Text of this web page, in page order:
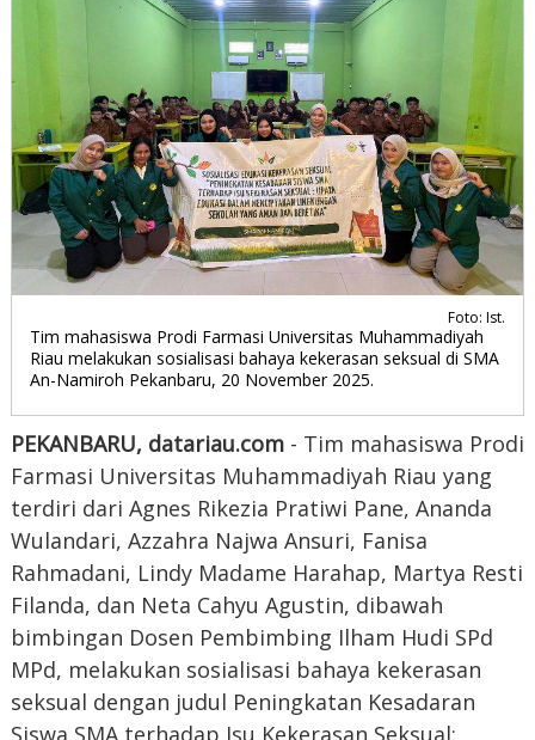
Foto: Ist.
Tim mahasiswa Prodi Farmasi Universitas Muhammadiyah
Riau melakukan sosialisasi bahaya kekerasan seksual di SMA
An-Namiroh Pekanbaru, 20 November 2025.
PEKANBARU, datariau.com - Tim mahasiswa Prodi
Farmasi Universitas Muhammadiyah Riau yang
terdiri dari Agnes Rikezia Pratiwi Pane, Ananda
Wulandari, Azzahra Najwa Ansuri, Fanisa
Rahmadani, Lindy Madame Harahap, Martya Resti
Filanda, dan Neta Cahyu Agustin, dibawah
bimbingan Dosen Pembimbing Ilham Hudi SPd
MPd, melakukan sosialisasi bahaya kekerasan
seksual dengan judul Peningkatan Kesadaran
Siswa SMA terhadap Isu Kekerasan Seksual: